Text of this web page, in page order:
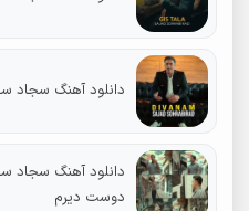
دانلود آهنگ سجاد
دانلود آهنگ سجاد
دوست دیرم